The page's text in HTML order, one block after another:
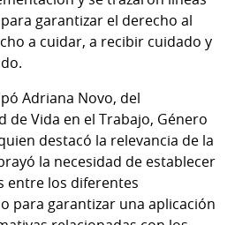
garantizar el derecho al
a cuidar, a recibir cuidado y
Adriana Novo, del
de Vida en el Trabajo, Género
destacó la relevancia de la
la necesidad de establecer
entre los diferentes
para garantizar una aplicación